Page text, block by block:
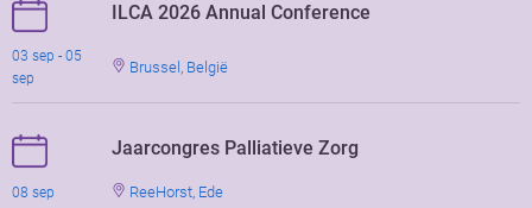
ILCA 2026 Annual Conference
03 sep - 05
sep
Brussel, België
Jaarcongres Palliatieve Zorg
08 sep ReeHorst, Ede